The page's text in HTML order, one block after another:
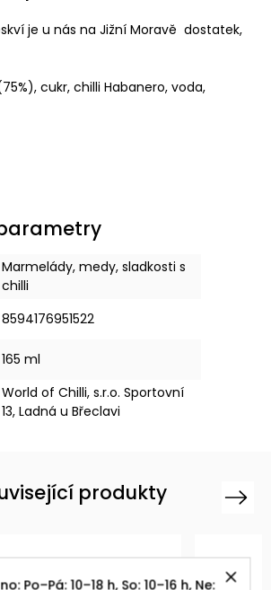
Po–Pá: 10–18 h, So: 10–16 h, Ne:
je u nás na Jižní Moravě dostatek,
cukr, chilli Habanero, voda,
Marmelády, medy, sladkosti s
chilli
8594176951522
165 ml
World of Chilli, s.r.o. Sportovní
13, Ladná u Břeclavi
produkty Next